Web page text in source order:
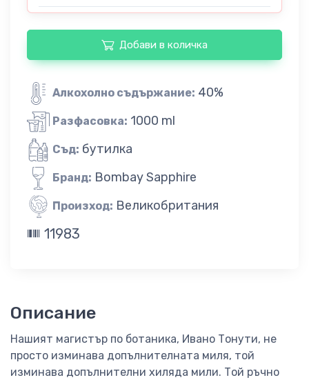
Добави в количка
Алкохолно съдържание: 40%
Разфасовка: 1000 ml
Съд: бутилка
Бранд: Bombay Sapphire
Произход: Великобритания
11983
Описание
Нашият магистър по ботаника, Ивано Тонути, не
просто изминава допълнителната миля, той
изминава допълнителни хиляда мили. Той ръчно